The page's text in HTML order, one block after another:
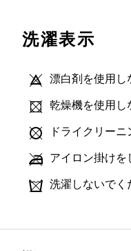
洗濯表示
漂白剤を使用し
乾燥機を使用し
ドライクリー
アイロン掛けを
洗濯しないでく